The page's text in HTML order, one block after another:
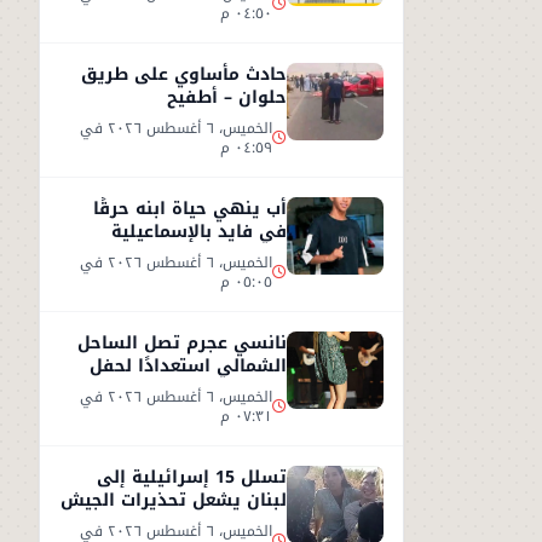
٠٤:٥٠ م
حادث مأساوي على طريق
حلوان – أطفيح
الخميس، ٦ أغسطس ٢٠٢٦ في
٠٤:٥٩ م
أب ينهي حياة ابنه حرقًا
في فايد بالإسماعيلية
الخميس، ٦ أغسطس ٢٠٢٦ في
٠٥:٠٥ م
نانسي عجرم تصل الساحل
الشمالي استعدادًا لحفل
صيفي جديد الخميس، ٦ أغسطس ٢٠٢٦ في
٠٧:٣١ م
تسلل 15 إسرائيلية إلى
لبنان يشعل تحذيرات الجيش
الإسرائيلي الخميس، ٦ أغسطس ٢٠٢٦ في